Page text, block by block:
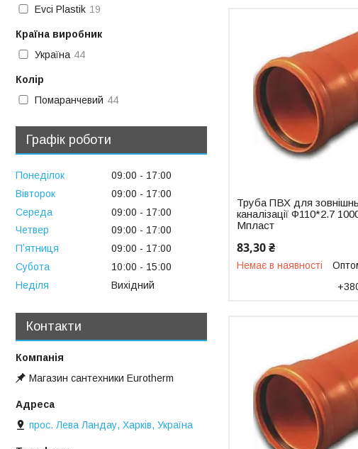
Труба ПВХ для
каналізації Ф110*2.7
Мпласт
83,30 ₴
Немає в наявності
Evci Plastik 19
Країна виробник
Україна 44
Колір
Помаранчевий 44
Графік роботи
Понеділок 09:00
17:00
Вівторок
09:00
17:00
Середа
09:00
17:00
Четвер
09:00
17:00
Пʼятниця
09:00
17:00
Субота
10:00
15:00
Неділя
Вихідний
Контакти
Магазин сантехники Eurotherm
прос. Лева Ландау, Харків, Україна